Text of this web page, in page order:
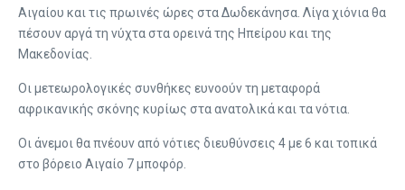
Αιγαίου και τις πρωινές ώρες στα Δωδεκάνησα. Λίγα χιόνια θα
πέσουν αργά τη νύχτα στα ορεινά της Ηπείρου και της
Μακεδονίας.
Οι μετεωρολογικές συνθήκες ευνοούν τη μεταφορά
αφρικανικής σκόνης κυρίως στα ανατολικά και τα νότια.
Οι άνεμοι θα πνέουν από νότιες διευθύνσεις 4 με 6 και τοπικά
στο βόρειο Αιγαίο 7 μποφόρ.